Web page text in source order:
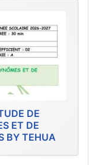
DE
ET DE
BY TEHUA